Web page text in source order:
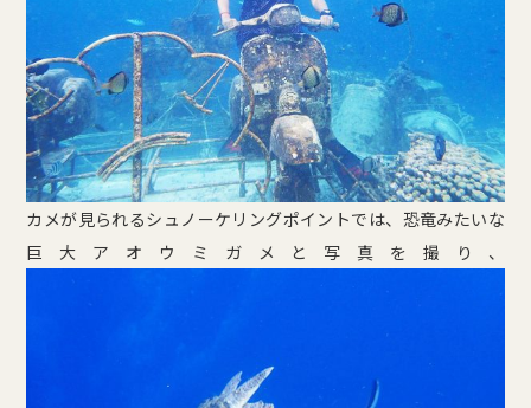
カメが見られるシュノーケリングポイントでは、恐竜みたいな
巨大アオウミガメと写真を撮り、